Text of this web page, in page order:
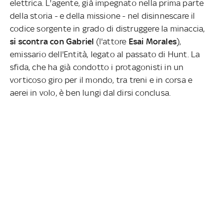
elettrica. L'agente, già impegnato nella prima parte
della storia - e della missione - nel disinnescare il
codice sorgente in grado di distruggere la minaccia,
si scontra con Gabriel (l'attore Esai Morales),
emissario dell'Entità, legato al passato di Hunt. La
sfida, che ha già condotto i protagonisti in un
vorticoso giro per il mondo, tra treni e in corsa e
aerei in volo, è ben lungi dal dirsi conclusa.